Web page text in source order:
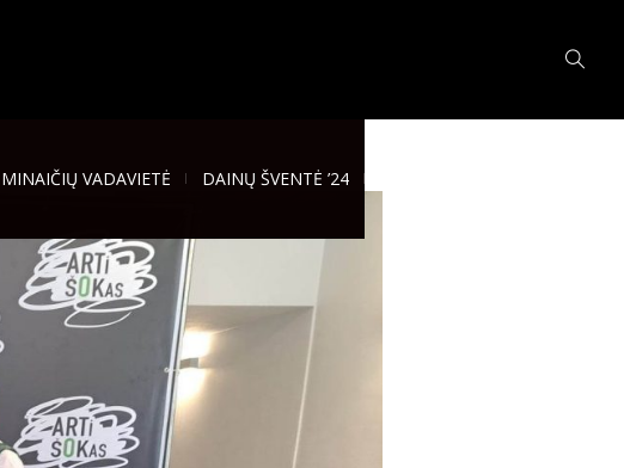
MINAIČIŲ VADAVIETĖ DAINŲ ŠVENTĖ ’24